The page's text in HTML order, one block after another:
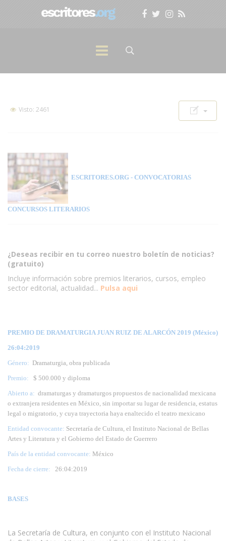
Visto: 2461
ESCRITORES.ORG - CONVOCATORIAS
CONCURSOS LITERARIOS
¿Deseas recibir en tu correo nuestro boletín de noticias?
(gratuito)
Incluye información sobre premios literarios, cursos, empleo
sector editorial, actualidad... Pulsa aqui
PREMIO DE DRAMATURGIA JUAN RUIZ DE ALARCÓN 2019 (México)
26:04:2019
Género: Dramaturgia, obra publicada
Premio:
$ 500.000 y diploma
Abierto a: dramaturgas y dramaturgos propuestos de nacionalidad mexicana
o extranjera residentes en México, sin importar su lugar de residencia, estatus
legal o migratorio, y cuya trayectoria haya enaltecido el teatro mexicano
Entidad convocante: Secretaría de Cultura, el Instituto Nacional de Bellas
Artes y Literatura y el Gobierno del Estado de Guerrero
País de la entidad convocante: México
Fecha de cierre: 26:04:2019
BASES
La Secretaría de Cultura, en conjunto con el Instituto Nacional